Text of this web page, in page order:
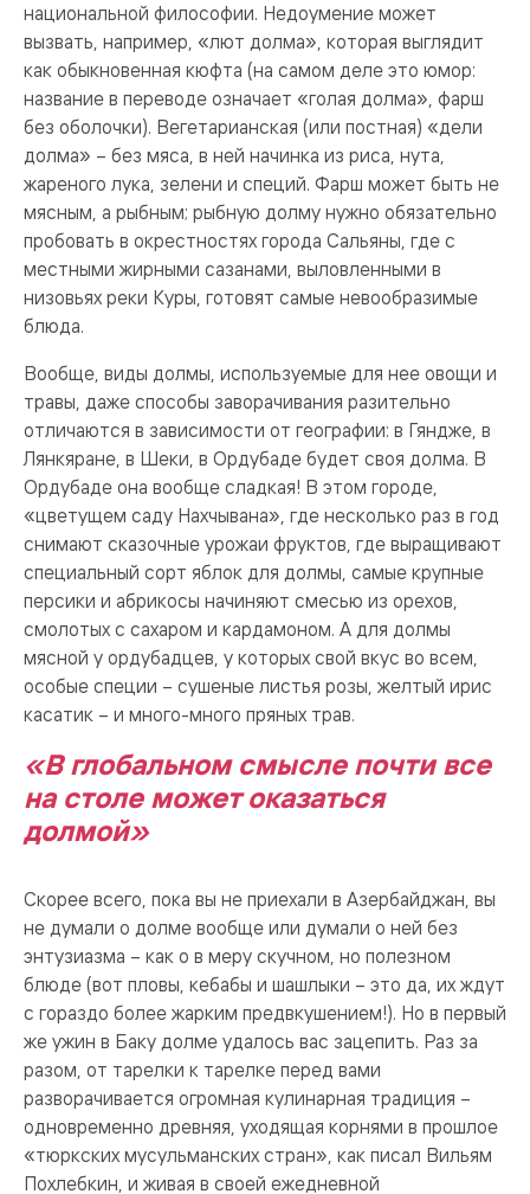
национальной философии. Недоумение может
вызвать, например, «лют долма», которая выглядит
как обыкновенная кюфта (на самом деле это юмор:
название в переводе означает «голая долма», фарш
без оболочки). Вегетарианская (или постная) «дели
долма» – без мяса, в ней начинка из риса, нута,
жареного лука, зелени и специй. Фарш может быть не
мясным, а рыбным; рыбную долму нужно обязательно
пробовать в окрестностях города Сальяны, где с
местными жирными сазанами, выловленными в
низовьях реки Куры, готовят самые невообразимые
блюда.
Вообще, виды долмы, используемые для нее овощи и
травы, даже способы заворачивания разительно
отличаются в зависимости от географии: в Гяндже, в
Лянкяране, в Шеки, в Ордубаде будет своя долма. В
Ордубаде она вообще сладкая! В этом городе,
«цветущем саду Нахчывана», где несколько раз в год
снимают сказочные урожаи фруктов, где выращивают
специальный сорт яблок для долмы, самые крупные
персики и абрикосы начиняют смесью из орехов,
смолотых с сахаром и кардамоном. А для долмы
мясной у ордубадцев, у которых свой вкус во всем,
особые специи – сушеные листья розы, желтый ирис
касатик – и много-много пряных трав.
«В глобальном смысле почти все
на столе может оказаться
долмой»
Скорее всего, пока вы не приехали в Азербайджан, вы
не думали о долме вообще или думали о ней без
энтузиазма – как о в меру скучном, но полезном
блюде (вот пловы, кебабы и шашлыки – это да, их ждут
с гораздо более жарким предвкушением!). Но в первый
же ужин в Баку долме удалось вас зацепить. Раз за
разом, от тарелки к тарелке перед вами
разворачивается огромная кулинарная традиция –
одновременно древняя, уходящая корнями в прошлое
«тюркских мусульманских стран», как писал Вильям
Похлебкин, и живая в своей ежедневной